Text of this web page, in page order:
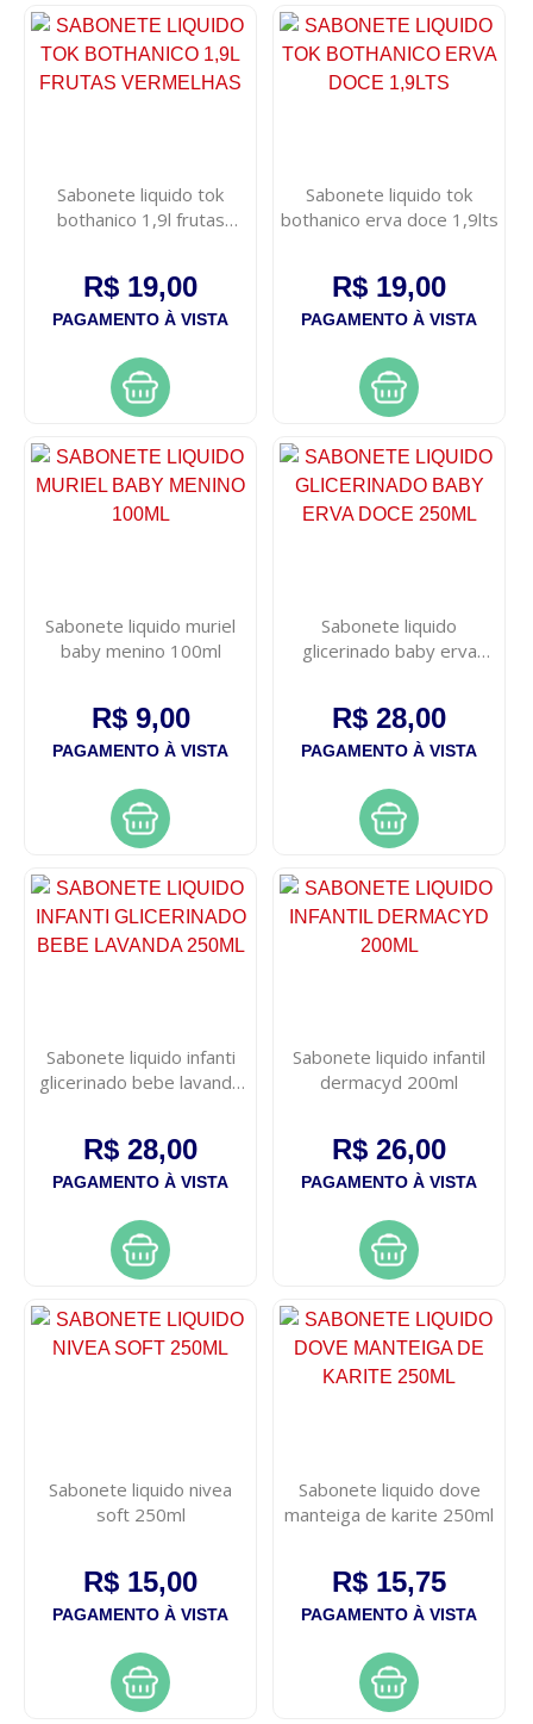
Sabonete liquido tok
bothanico 1,9l frutas
R$ 19,00
PAGAMENTO À VISTA
Sabonete liquido tok
bothanico erva doce 1,9lts
R$ 19,00
PAGAMENTO À VISTA
Sabonete liquido muriel
baby menino 100ml
R$ 9,00
PAGAMENTO À VISTA
Sabonete liquido
glicerinado baby erva
R$ 28,00
PAGAMENTO À VISTA
Sabonete liquido infanti
glicerinado bebe lavanda
R$ 28,00
PAGAMENTO À VISTA
Sabonete liquido infantil
dermacyd 200ml
R$ 26,00
PAGAMENTO À VISTA
Sabonete liquido nivea
soft 250ml
R$ 15,00
PAGAMENTO À VISTA
Sabonete liquido dove
manteiga de karite 250ml
R$ 15,75
PAGAMENTO À VISTA